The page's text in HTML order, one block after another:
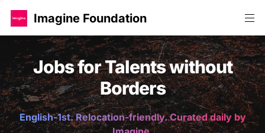
Imagine Foundation
Jobs for Talents without
Borders
English-1st. Relocation-friendly. Curated daily by